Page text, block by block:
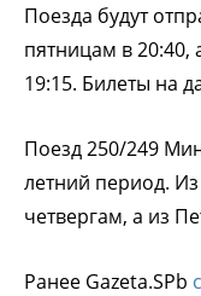
Поезда будут
пятницам в
19:15. Билеты на
Поезд 250/249
летний период.
четвергам, а из
Ранее Gazeta.SPb